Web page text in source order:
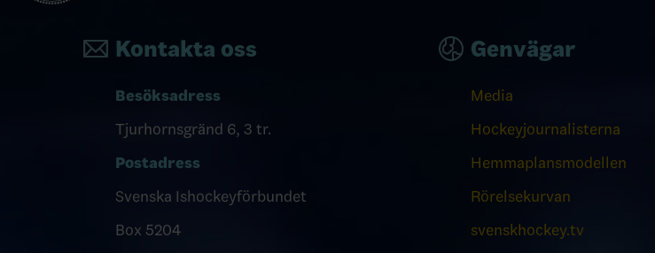
Kontakta oss
Besöksadress
Tjurhornsgränd 6, 3 tr.
Postadress
Svenska Ishockeyförbundet
Box 5204
Genvägar
Media
Hockeyjournalisterna
Hemmaplansmodellen
Rörelsekurvan
svenskhockey.tv